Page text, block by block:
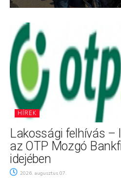
HÍREK
Lakossági felhívás –
az OTP Mozgó
idejében
2026. augusztus 07.